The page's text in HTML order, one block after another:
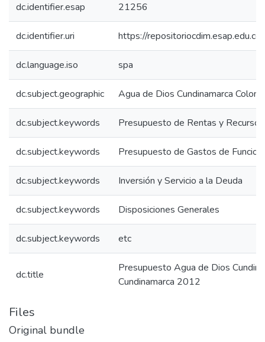
dc.identifier.esap 21256
dc.identifier.uri https://
dc.language.iso spa
dc.subject.geographic Agua de Dios Cundinamarca
dc.subject.keywords Presupuesto de Rentas y
dc.subject.keywords Presupuesto de Gastos de
dc.subject.keywords Inversión y Servicio a la Deuda
dc.subject.keywords Disposiciones Generales
dc.subject.keywords etc
dc.title
Presupuesto Agua de Dios
Cundinamarca 2012
Files
Original bundle